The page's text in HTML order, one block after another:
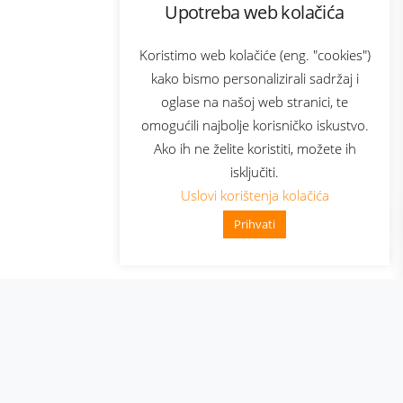
Upotreba web kolačića
Koristimo web kolačiće (eng. "cookies")
kako bismo personalizirali sadržaj i
oglase na našoj web stranici, te
omogućili najbolje korisničko iskustvo.
Ako ih ne želite koristiti, možete ih
isključiti.
Uslovi korištenja kolačića
Prihvati
👋 Zdravo, kako mogu pomoći?
Bonus plus
Prijava za newsletter